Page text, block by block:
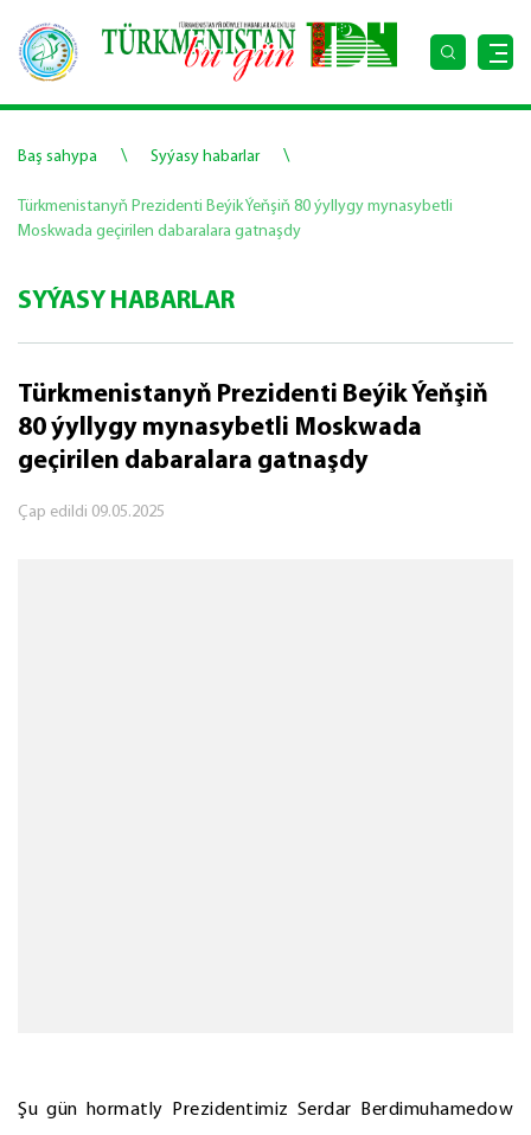
Baş sahypa \ Syýasy habarlar \
Türkmenistanyň Prezidenti Beýik Ýeňşiň 80 ýyllygy mynasybetli
Moskwada geçirilen dabaralara gatnaşdy
SYÝASY HABARLAR
Türkmenistanyň Prezidenti Beýik Ýeňşiň
80 ýyllygy mynasybetli Moskwada
geçirilen dabaralara gatnaşdy
Çap edildi 09.05.2025
Şu gün hormatly Prezidentimiz Serdar Berdimuhamedow